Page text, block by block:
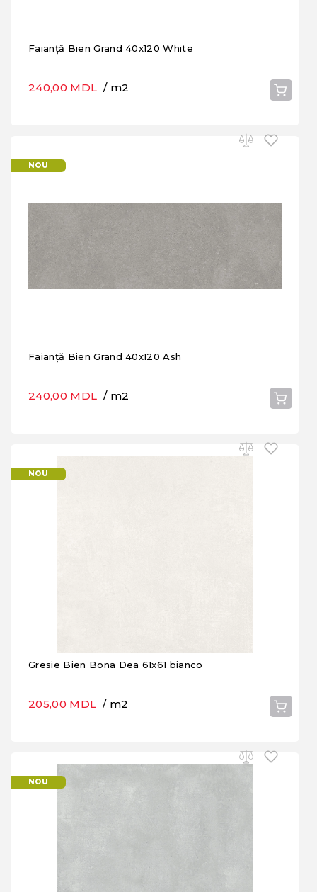
Faianță Bien Grand 40x120 White
240,00 MDL / m2
NOU
Faianță Bien Grand 40x120 Ash
240,00 MDL / m2
NOU
Gresie Bien Bona Dea 61x61 bianco
205,00 MDL / m2
NOU